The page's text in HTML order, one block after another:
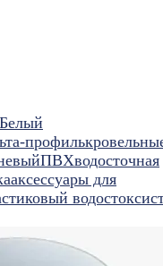
профиль
ПВХводосточная
аксессуары для
водосток